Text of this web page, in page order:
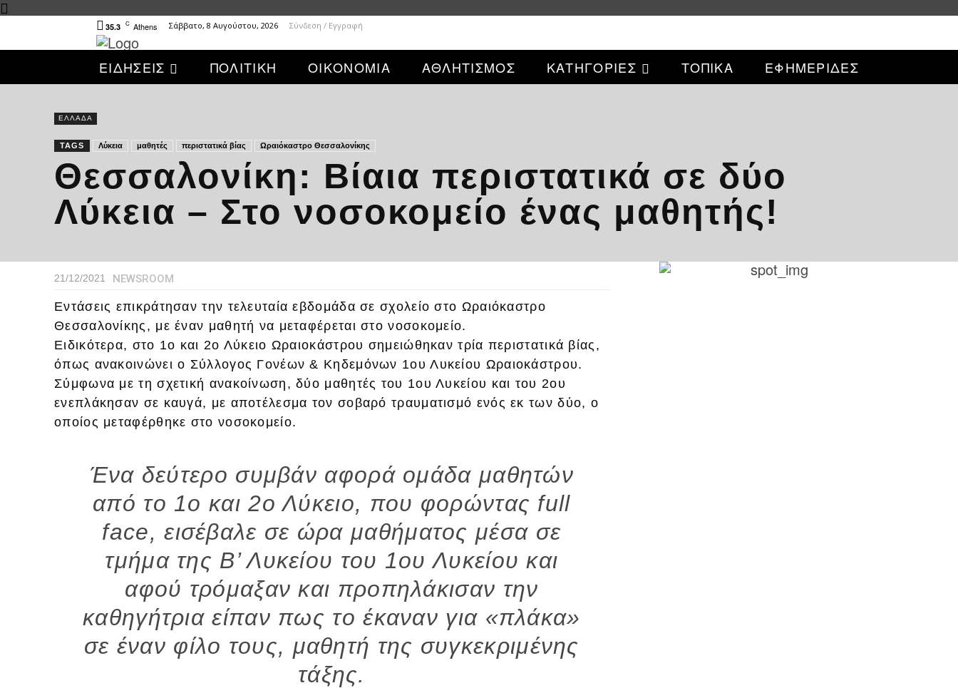
35.3 C Athens Σάββατο, 8 Αυγούστου, 2026 Σύνδεση / Εγγραφή
ΕΙΔΗΣΕΙΣ ΠΟΛΙΤΙΚΗ ΟΙΚΟΝΟΜΙΑ ΑΘΛΗΤΙΣΜΟΣ ΚΑΤΗΓΟΡΙΕΣ ΤΟΠΙΚΑ ΕΦΗΜΕΡΙΔΕΣ
ΕΛΛΑΔΑ
TAGS Λύκεια μαθητές περιστατικά βίας Ωραιόκαστρο Θεσσαλονίκης
Θεσσαλονίκη: Βίαια περιστατικά σε δύο
Λύκεια – Στο νοσοκομείο ένας μαθητής!
21/12/2021 NEWSROOM
Εντάσεις επικράτησαν την τελευταία εβδομάδα σε σχολείο στο Ωραιόκαστρο
Θεσσαλονίκης, με έναν μαθητή να μεταφέρεται στο νοσοκομείο.
Ειδικότερα, στο 1ο και 2ο Λύκειο Ωραιοκάστρου σημειώθηκαν τρία περιστατικά βίας,
όπως ανακοινώνει ο Σύλλογος Γονέων & Κηδεμόνων 1ου Λυκείου Ωραιοκάστρου.
Σύμφωνα με τη σχετική ανακοίνωση, δύο μαθητές του 1ου Λυκείου και του 2ου
ενεπλάκησαν σε καυγά, με αποτέλεσμα τον σοβαρό τραυματισμό ενός εκ των δύο, ο
οποίος μεταφέρθηκε στο νοσοκομείο.
Ένα δεύτερο συμβάν αφορά ομάδα μαθητών
από το 1ο και 2ο Λύκειο, που φορώντας full
face, εισέβαλε σε ώρα μαθήματος μέσα σε
τμήμα της Β’ Λυκείου του 1ου Λυκείου και
αφού τρόμαξαν και προπηλάκισαν την
καθηγήτρια είπαν πως το έκαναν για «πλάκα»
σε έναν φίλο τους, μαθητή της συγκεκριμένης
τάξης.